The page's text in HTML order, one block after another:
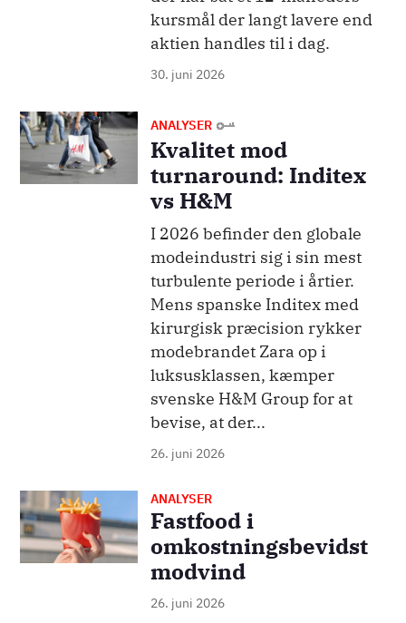
kursmål der langt lavere end
aktien handles til i dag.
30. juni 2026
Billede ANALYSER
Kvalitet mod
turnaround: Inditex
vs H&M
I 2026 befinder den globale
modeindustri sig i sin mest
turbulente periode i årtier.
Mens spanske Inditex med
kirurgisk præcision rykker
modebrandet Zara op i
luksusklassen, kæmper
svenske H&M Group for at
bevise, at der...
26. juni 2026
Billede ANALYSER
Fastfood i
omkostningsbevidst
modvind
26. juni 2026